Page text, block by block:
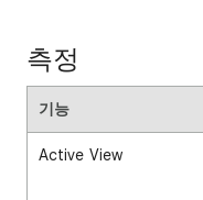
측정
기능
Active View